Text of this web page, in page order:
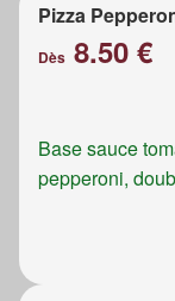
Pizza
Dès 8.50 €
Base sauce
pepperoni,